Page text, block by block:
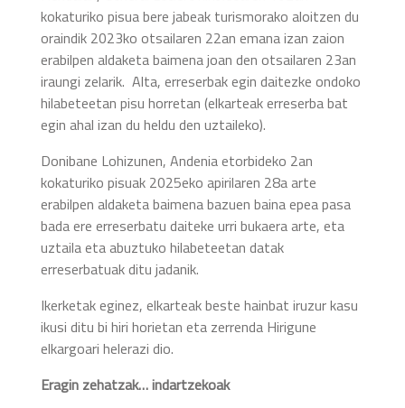
kokaturiko pisua bere jabeak turismorako aloitzen du
oraindik 2023ko otsailaren 22an emana izan zaion
erabilpen aldaketa baimena joan den otsailaren 23an
iraungi zelarik. Alta, erreserbak egin daitezke ondoko
hilabeteetan pisu horretan (elkarteak erreserba bat
egin ahal izan du heldu den uztaileko).
Donibane Lohizunen, Andenia etorbideko 2an
kokaturiko pisuak 2025eko apirilaren 28a arte
erabilpen aldaketa baimena bazuen baina epea pasa
bada ere erreserbatu daiteke urri bukaera arte, eta
uztaila eta abuztuko hilabeteetan datak
erreserbatuak ditu jadanik.
Ikerketak eginez, elkarteak beste hainbat iruzur kasu
ikusi ditu bi hiri horietan eta zerrenda Hirigune
elkargoari helerazi dio.
Eragin zehatzak… indartzekoak